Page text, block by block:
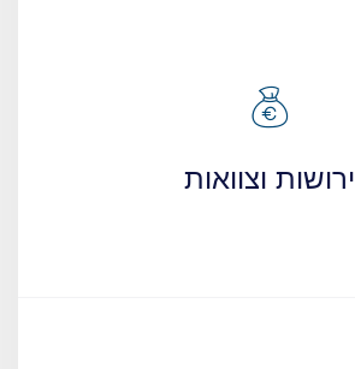
ירושות וצוואות